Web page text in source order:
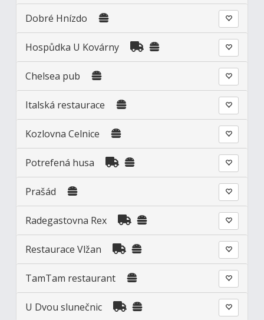
Dobré Hnízdo
Hospůdka U Kovárny
Chelsea pub
Italská restaurace
Kozlovna Celnice
Potrefená husa
Prašád
Radegastovna Rex
Restaurace Vlžan
TamTam restaurant
U Dvou slunečnic